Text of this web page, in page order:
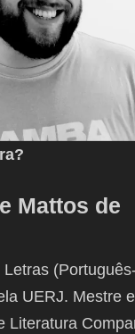
Mattos de
UERJ. Mestre
Literatura